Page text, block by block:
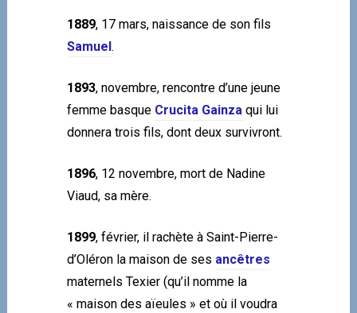
1889, 17 mars, naissance de son fils
Samuel .
1893, novembre, rencontre d’une jeune
femme basque Crucita Gainza qui lui
donnera trois fils, dont deux survivront.
1896, 12 novembre, mort de Nadine
Viaud, sa mère.
1899, février, il rachète à Saint-Pierre-
d’Oléron la maison de ses ancêtres
maternels Texier (qu’il nomme la
« maison des aïeules » et où il voudra